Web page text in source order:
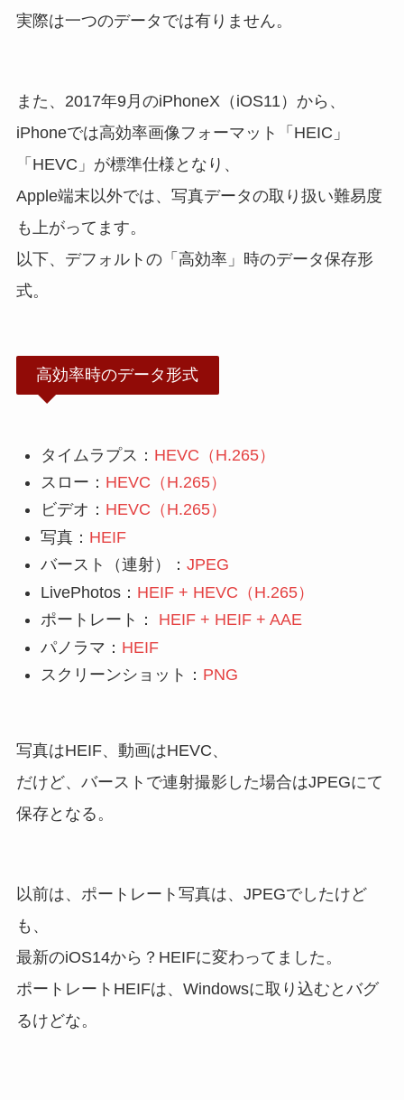
実際は一つのデータでは有りません。
また、2017年9月のiPhoneX（iOS11）から、
iPhoneでは高効率画像フォーマット「HEIC」
「HEVC」が標準仕様となり、
Apple端末以外では、写真データの取り扱い難易度
も上がってます。
以下、デフォルトの「高効率」時のデータ保存形
式。
高効率時のデータ形式
タイムラプス： HEVC（H.265）
スロー： HEVC（H.265）
ビデオ： HEVC（H.265）
写真： HEIF
バースト（連射）： JPEG
LivePhotos： HEIF + HEVC（H.265）
ポートレート： HEIF + HEIF + AAE
パノラマ： HEIF
スクリーンショット： PNG
写真はHEIF、動画はHEVC、
だけど、バーストで連射撮影した場合はJPEGにて
保存となる。
以前は、ポートレート写真は、JPEGでしたけど
も、
最新のiOS14から？HEIFに変わってました。
ポートレートHEIFは、Windowsに取り込むとバグ
るけどな。